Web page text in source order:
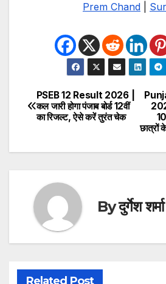
Prem Chand
Post
navigation
छात्रों
PSEB 12 Result 2026 |
कल जारी होगा पंजाब बोर्ड 12वीं
का रिजल्ट, ऐसे करें तुरंत चेक
Byदुर्गेश शर्मा
Related Post